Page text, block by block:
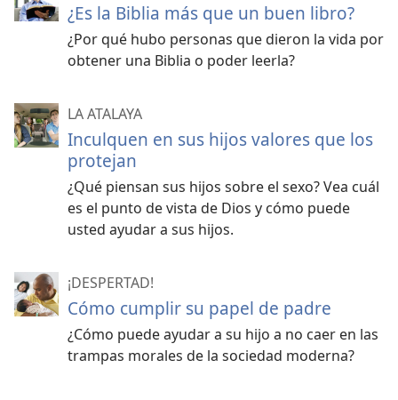
¿Es la Biblia más que un buen libro?
¿Por qué hubo personas que dieron la vida por
obtener una Biblia o poder leerla?
LA ATALAYA
Inculquen en sus hijos valores que los
protejan
¿Qué piensan sus hijos sobre el sexo? Vea cuál
es el punto de vista de Dios y cómo puede
usted ayudar a sus hijos.
¡DESPERTAD!
Cómo cumplir su papel de padre
¿Cómo puede ayudar a su hijo a no caer en las
trampas morales de la sociedad moderna?